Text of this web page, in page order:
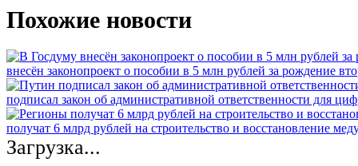
Похожие новости
внесён законопроект о пособии в 5 млн рублей за рождение
подписал закон об административной ответственности для
получат 6 млрд рублей на строительство и восстановление
Загрузка...